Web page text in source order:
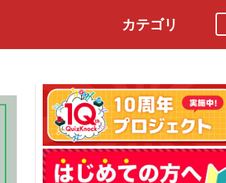
カテゴリ